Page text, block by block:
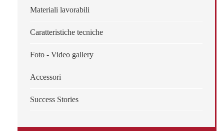
Materiali lavorabili
Caratteristiche tecniche
Foto - Video gallery
Accessori
Success Stories